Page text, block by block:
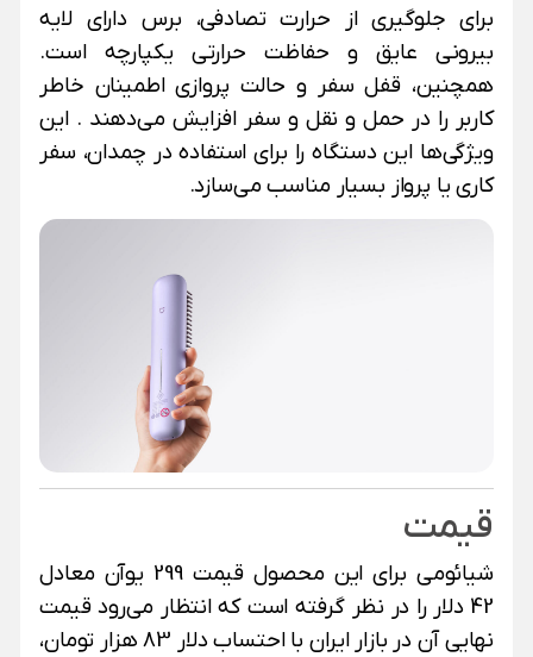
برای جلوگیری از حرارت تصادفی، برس دارای لایه
بیرونی عایق و حفاظت حرارتی یکپارچه است.
همچنین، قفل سفر و حالت پروازی اطمینان خاطر
کاربر را در حمل و نقل و سفر افزایش می‌دهند . این
ویژگی‌ها این دستگاه را برای استفاده در چمدان، سفر
کاری یا پرواز بسیار مناسب می‌سازد.
قیمت
شیائومی برای این محصول قیمت 299 یوآن معادل
42 دلار را در نظر گرفته است که انتظار می‌رود قیمت
نهایی آن در بازار ایران با احتساب دلار 83 هزار تومان،